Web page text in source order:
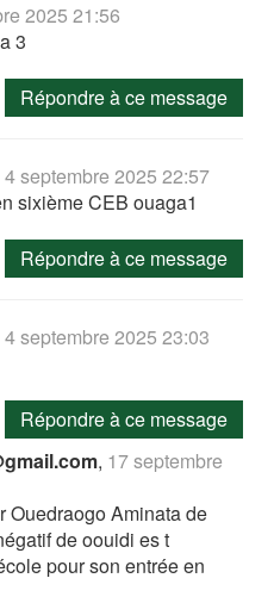
2025 21:56
3
Répondre à ce message
4 septembre 2025 22:57
sixième CEB ouaga1
Répondre à ce message
4 septembre 2025 23:03
Répondre à ce message
, 17 septembre
Ouedraogo Aminata de
de oouidi es t
pour son entrée en